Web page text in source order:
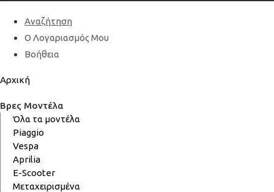
Αναζήτηση
Ο Λογαριασμός Μου
Βοήθεια
Αρχική
Βρες Μοντέλα
Όλα τα μοντέλα
Piaggio
Vespa
Aprilia
E-Scooter
Μεταχειρισμένα